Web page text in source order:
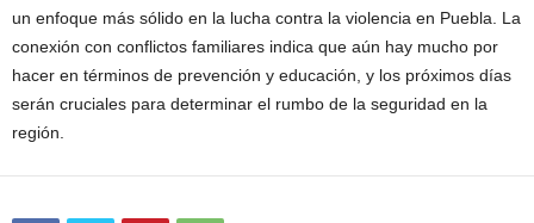
un enfoque más sólido en la lucha contra la violencia en Puebla. La
conexión con conflictos familiares indica que aún hay mucho por
hacer en términos de prevención y educación, y los próximos días
serán cruciales para determinar el rumbo de la seguridad en la
región.